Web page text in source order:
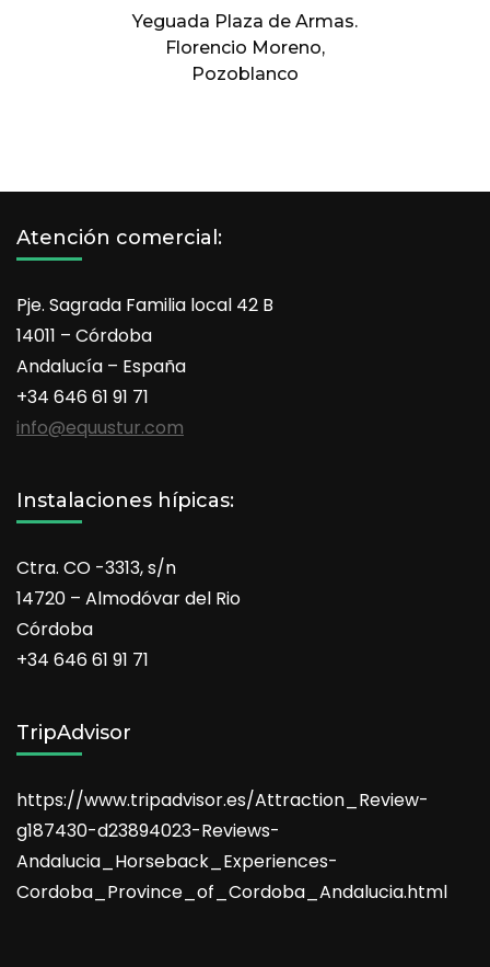
Yeguada Plaza de Armas.
Florencio Moreno,
Pozoblanco
Atención comercial:
Pje. Sagrada Familia local 42 B
14011 – Córdoba
Andalucía – España
+34 646 61 91 71
info@equustur.com
Instalaciones hípicas:
Ctra. CO -3313, s/n
14720 – Almodóvar del Rio
Córdoba
+34 646 61 91 71
TripAdvisor
https://www.tripadvisor.es/Attraction_Review-
g187430-d23894023-Reviews-
Andalucia_Horseback_Experiences-
Cordoba_Province_of_Cordoba_Andalucia.html